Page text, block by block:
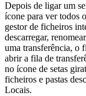
Depois de ligar um
ícone para ver todos
gestor de ficheiros
descarregar,
uma transferência, o
abrir a fila de
no ícone de setas
ficheiros e pastas
Locais.